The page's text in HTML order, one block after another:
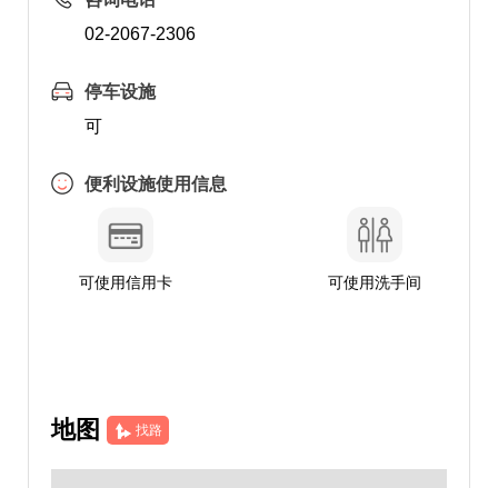
02-2067-2306
停车设施
可
便利设施使用信息
可使用信用卡 可使用洗手间
地图 找路